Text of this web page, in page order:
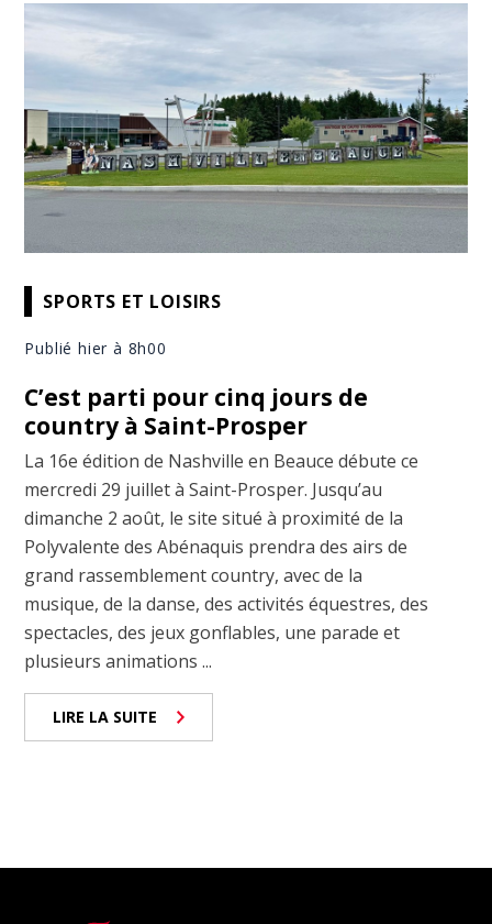
SPORTS ET LOISIRS
Publié hier à 8h00
C’est parti pour cinq jours de
country à Saint-Prosper
La 16e édition de Nashville en Beauce débute ce
mercredi 29 juillet à Saint-Prosper. Jusqu’au
dimanche 2 août, le site situé à proximité de la
Polyvalente des Abénaquis prendra des airs de
grand rassemblement country, avec de la
musique, de la danse, des activités équestres, des
spectacles, des jeux gonflables, une parade et
plusieurs animations ...
LIRE LA SUITE